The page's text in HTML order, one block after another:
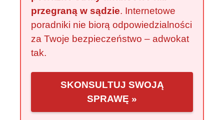
przegraną w sądzie. Internetowe
poradniki nie biorą odpowiedzialności
za Twoje bezpieczeństwo – adwokat
tak.
SKONSULTUJ SWOJĄ
SPRAWĘ »